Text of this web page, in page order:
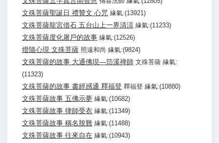
文殊菩薩聖誕日 禮贊文 心咒 緣氣:(13921)
文殊菩薩龍宮借石 五台山上一界清涼 緣氣:(11233)
文殊菩薩度化屠戶的故事 緣氣:(12526)
燈隨心現 文殊菩薩 照遠和尚 緣氣:(9824)
文殊菩薩的故事 大通佛現—笻溪禅師 文殊菩薩 緣氣:
(11323)
文殊菩薩的故事 書經感通 釋福登 釋福登 緣氣:(10880)
文殊菩薩故事 五佛示夢 緣氣:(10682)
文殊菩薩故事 律師受衣 緣氣:(11349)
文殊菩薩故事 稱名脫難 緣氣:(11488)
文殊菩薩故事 往來自在 緣氣:(10943)